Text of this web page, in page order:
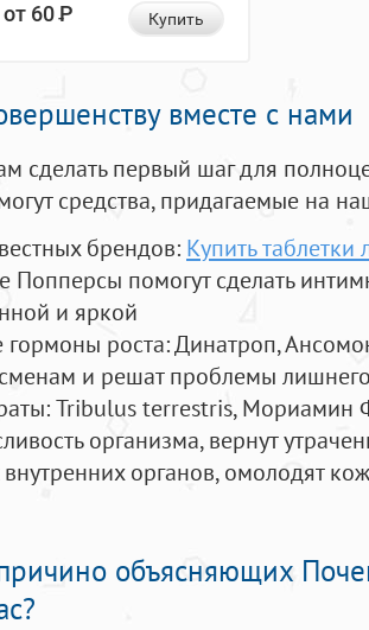
от 60Р Купить
вместе с нами
сделать первый шаг для
средства, придагаемые на
брендов: Купить таблетки
Попперсы помогут сделать
и яркой
гормоны роста: Динатроп,
и решат проблемы
Tribulus terrestris, Мориамин
организма, вернут
органов, омолодят
объясняющих